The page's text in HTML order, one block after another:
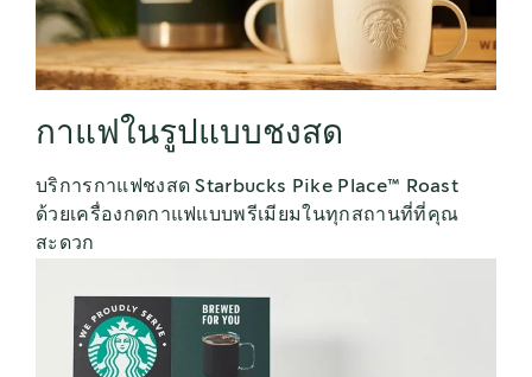
กาแฟในรูปแบบชงสด
บริการกาแฟชงสด Starbucks Pike Place™ Roast
ด้วยเครื่องกดกาแฟแบบพรีเมียมในทุกสถานที่ที่คุณ
สะดวก